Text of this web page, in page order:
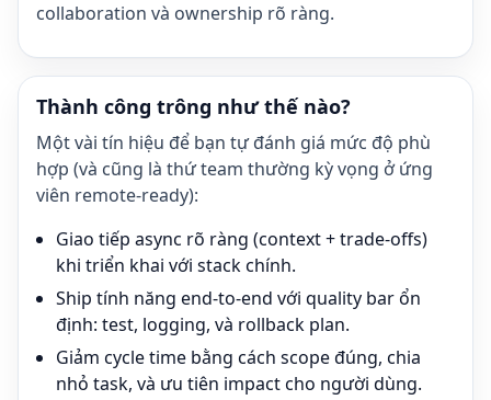
collaboration và ownership rõ ràng.
Thành công trông như thế nào?
Một vài tín hiệu để bạn tự đánh giá mức độ phù
hợp (và cũng là thứ team thường kỳ vọng ở ứng
viên remote-ready):
Giao tiếp async rõ ràng (context + trade-offs)
khi triển khai với stack chính.
Ship tính năng end-to-end với quality bar ổn
định: test, logging, và rollback plan.
Giảm cycle time bằng cách scope đúng, chia
nhỏ task, và ưu tiên impact cho người dùng.